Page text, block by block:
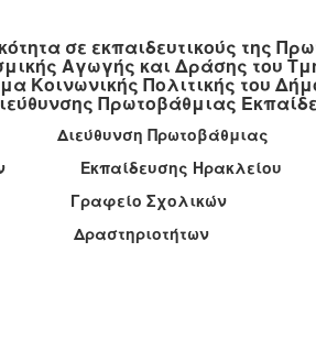
σε εκπαιδευτικούς της
Αγωγής και Δράσης του
Κοινωνικής Πολιτικής του
Πρωτοβάθμιας
Πρωτοβάθμιας
Εκπαίδευσης Ηρακλείου
Σχολικών
Δραστηριοτήτων